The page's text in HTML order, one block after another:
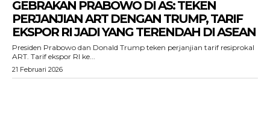
GEBRAKAN PRABOWO DI AS: TEKEN
PERJANJIAN ART DENGAN TRUMP, TARIF
EKSPOR RI JADI YANG TERENDAH DI ASEAN
Presiden Prabowo dan Donald Trump teken perjanjian tarif resiprokal
ART. Tarif ekspor RI ke...
21 Februari 2026